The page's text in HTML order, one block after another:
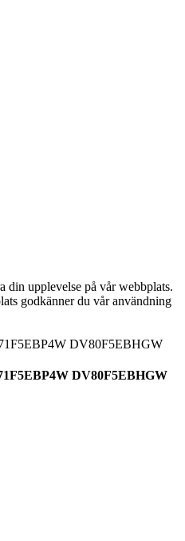
din upplevelse på vår webbplats.
godkänner du vår användning
DV80F5EBHGW